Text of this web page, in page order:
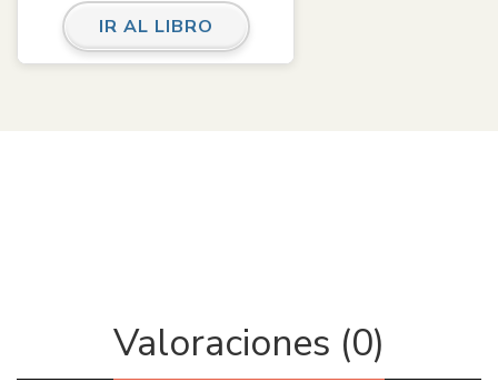
IR AL LIBRO
Valoraciones (0)